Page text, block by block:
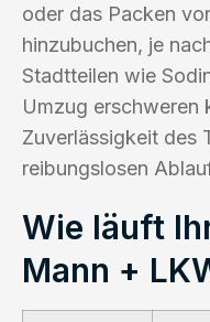
oder das Packen
hinzubuchen, je
Stadtteilen wie
Umzug erschweren
Zuverlässigkeit des
reibungslosen
Wie läuft
Mann +